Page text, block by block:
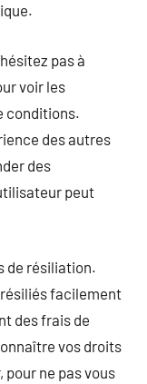
pas à
voir les
conditions.
des autres
des
peut
de résiliation.
facilement
des frais de
vos droits
ne pas vous